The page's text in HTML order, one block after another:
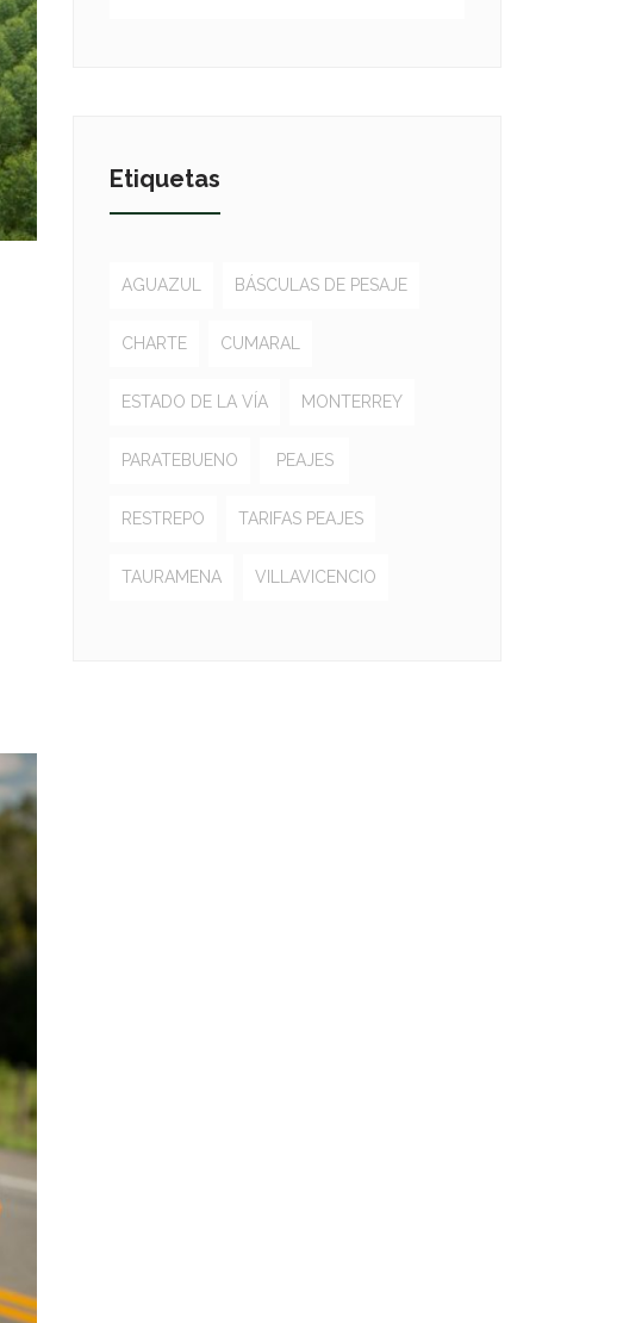
Etiquetas
AGUAZUL BÁSCULAS DE PESAJE
CHARTE CUMARAL
ESTADO DE LA VÍA MONTERREY
PARATEBUENO PEAJES
RESTREPO TARIFAS PEAJES
TAURAMENA VILLAVICENCIO